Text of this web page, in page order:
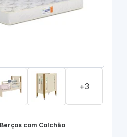
+3
Berços com Colchão